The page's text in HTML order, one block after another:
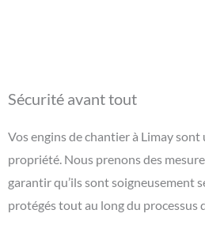
Sécurité avant tout
Vos engins de chantier à Limay sont
propriété. Nous prenons des
garantir qu’ils sont soigneusement
protégés tout au long du processus